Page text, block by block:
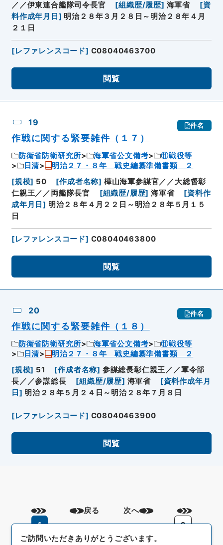
／／伊東連合艦隊司令長官
[組織歴/履歴] 海軍省 [資
料作成年月日 ] 明治２８年３月２８日～明治２８年４月
２１日
[レファレンスコード] C08040463700
閲覧
19 件名
作戦に関する緊要雑件（１７）
防衛省防衛研究所 海軍省公文備考
⑪戦役等
日清
明治２７・８年 戦史編纂準備書類 ２
[規模] 50 [作成者名称] 樺山海軍参謀官／／大総督彰
仁親王／／両艦隊長官
[組織歴/履歴] 海軍省 [資料作
成年月日] 明治２８年４月２２日～明治２８年５月１５
日
[レファレンスコード] C08040463800
閲覧
20 件名
作戦に関する緊要雑件（１８）
防衛省防衛研究所 海軍省公文備考
⑪戦役等
日清
明治２７・８年 戦史編纂準備書類 ２
[規模] 51 [作成者名称] 参謀総長彰仁親王／／軍令部
長／／参謀総長
[組織歴/履歴] 海軍省 [資料作成年月
日 ] 明治２８年５月２４日～明治２８年７月８日
[レファレンスコード] C08040463900
閲覧
戻る
1
2
次へ
ご訪問いただきありがとうございます。